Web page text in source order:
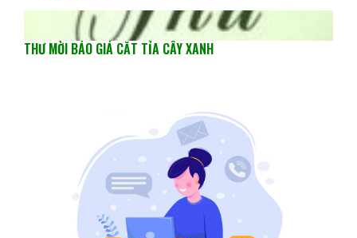
THƯ MỜI BÁO GIÁ CẮT TỈA CÂY XANH